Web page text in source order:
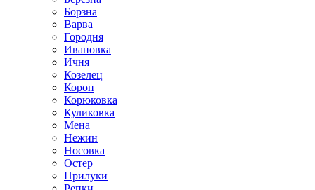
Борзна
Варва
Городня
Ивановка
Ичня
Козелец
Короп
Корюковка
Куликовка
Мена
Нежин
Носовка
Остер
Прилуки